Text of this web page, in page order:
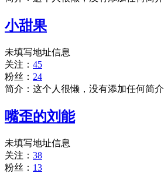
小甜果
未填写地址信息
关注： 45
粉丝： 24
简介：这个人很懒，没有添加任何简介
嘴歪的刘能
未填写地址信息
关注： 38
粉丝： 13